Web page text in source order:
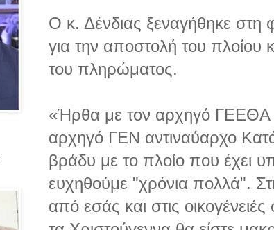
Ο κ. Δένδιας ξεναγήθηκε στη
για την αποστολή του πλοίου
του πληρώματος.
«Ήρθα με τον αρχηγό ΓΕΕΘΑ
αρχηγό ΓΕΝ αντιναύαρχο
βράδυ με το πλοίο που έχει
ευχηθούμε "χρόνια πολλά".
από εσάς και στις